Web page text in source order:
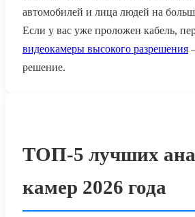
автомобилей и лица людей на
Если у вас уже проложен кабель,
видеокамеры высокого разрешения
решение.
ТОП-5 лучших
камер 2026 года